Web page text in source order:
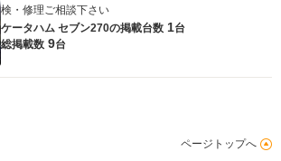
検・修理ご相談下さい
ケータハム セブン270の掲載台数 1台
総掲載数 9台
ページトップへ